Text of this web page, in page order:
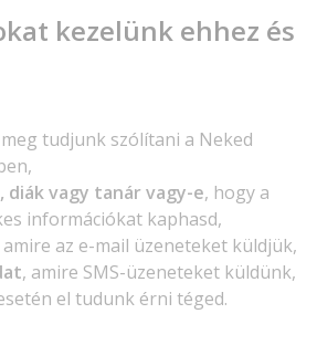
kezelünk ehhez és
tudjunk szólítani a Neked
diák vagy tanár vagy-e, hogy a
információkat kaphasd,
amire az e-mail üzeneteket küldjük,
, amire SMS-üzeneteket küldünk,
el tudunk érni téged.